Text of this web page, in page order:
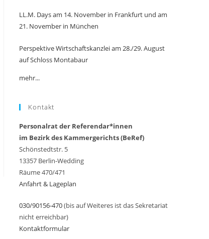
LL.M. Days am 14. November in Frankfurt und am
21. November in München
Perspektive Wirtschaftskanzlei am 28./29. August
auf Schloss Montabaur
mehr...
Kontakt
Personalrat der Referendar*innen
im Bezirk des Kammergerichts (BeRef)
Schönstedtstr. 5
13357 Berlin-Wedding
Räume 470/471
Anfahrt & Lageplan
030/90156-470(bis auf Weiteres ist das Sekretariat
nicht erreichbar)
Kontaktformular